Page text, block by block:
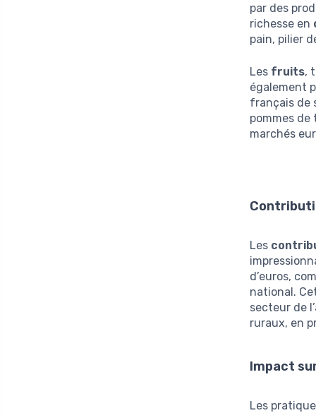
par des
richesse en
pain, pilier
Les fruits,
également
français de
pommes
marchés
Les
d’euros,
national.
secteur de
ruraux, en
Impact
Les